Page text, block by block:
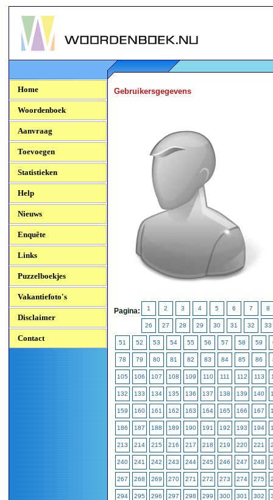
Woordenboek.NU
Home
Woordenboek
Aanvraag
Toevoegen
Statistieken
Help
Nieuws
Enquête
Links
Puzzelboekjes
Vakantiefoto's
Disclaimer
Contact
Gebruikersgegevens
Pagina: 1 2 3 4 5 6 7 8
26 27 28 29 30 31 32 33
51 52 53 54 55 56 57 58 59
78 79 80 81 82 83 84 85 86
105 106 107 108 109 110 111 112 113
132 133 134 135 136 137 138 139 140
159 160 161 162 163 164 165 166 167
186 187 188 189 190 191 192 193 194
213 214 215 216 217 218 219 220 221
240 241 242 243 244 245 246 247 248
267 268 269 270 271 272 273 274 275
294 295 296 297 298 299 300 301 302